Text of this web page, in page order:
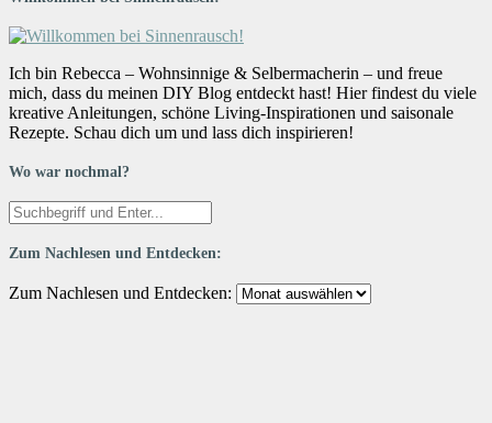
Ich bin Rebecca – Wohnsinnige & Selbermacherin – und freue
mich, dass du meinen DIY Blog entdeckt hast! Hier findest du viele
kreative Anleitungen, schöne Living-Inspirationen und saisonale
Rezepte. Schau dich um und lass dich inspirieren!
Wo war nochmal?
Zum Nachlesen und Entdecken:
Zum Nachlesen und Entdecken: